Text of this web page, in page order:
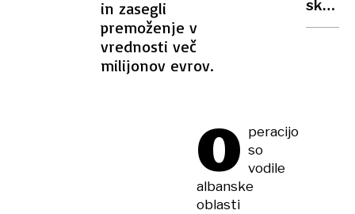
in zasegli
premoženje v
vrednosti več
milijonov evrov.
O peracijo
so
vodile
albanske
oblasti
skozi